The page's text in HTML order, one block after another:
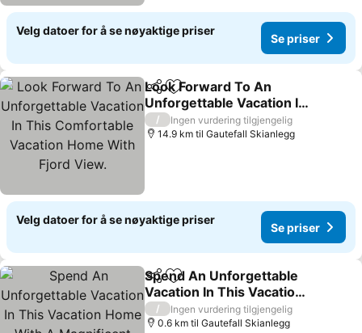
Velg datoer for å se nøyaktige priser
Se priser
Del Legg til i favoritter
Look Forward To An
Unforgettable Vacation In
This Comfortable
Vacation Home With Fjord
Se priser
/
Ingen vurdering tilgjengelig
14.9 km til Gautefall Skianlegg
Velg datoer for å se nøyaktige priser
Se priser
Del Legg til i favoritter
Spend An Unforgettable
Vacation In This Vacation
Home With A Magnificent
View Of The Mountains
Se priser
/
Ingen vurdering tilgjengelig
0.6 km til Gautefall Skianlegg